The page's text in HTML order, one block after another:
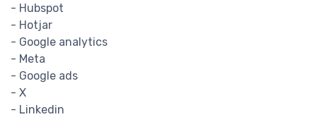
- Hubspot
- Hotjar
- Google analytics
- Meta
- Google ads
- X
- Linkedin